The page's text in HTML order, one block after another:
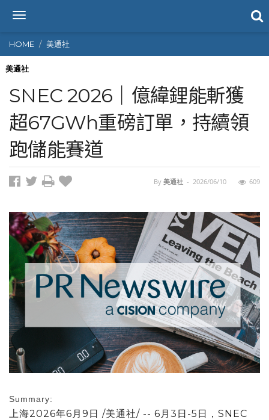
T
g
g
l
n
a
v
i
g
a
t
HOME 美通社
美通社
SNEC 2026｜億緯鋰能斬獲
超67GWh重磅訂單，持續領
跑儲能賽道
By 美通社 - 2026/06/10 609
Summary:
上海2026年6月9日 /美通社/ -- 6 月 3 日 -5 日， SNEC